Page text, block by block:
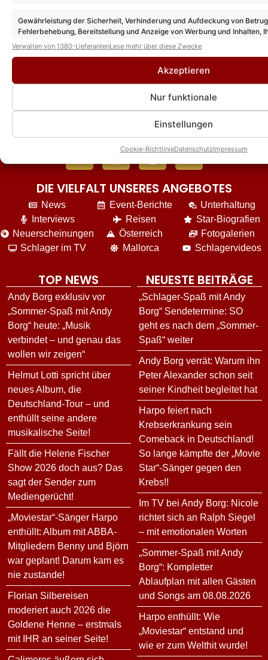
Gewährleistung der Sicherheit, Verhinderung und Aufdeckung von
Fehlerbehebung, Bereitstellung und Anzeige von Werbung und Inhalten,
Entscheidungen zum Datenschutz speichern und übermitteln.
Verwalten von 1380-LieferantenLese mehr über diese Zwecke
Akzeptieren
Nur funktionale
Einstellungen
Cookie-RichtlinieDatenschutzImpressum
Matthias Reim: Viele spannende Infos zu
neuem Album „Flashback“!
DIE VIELFALT UNSERES ANGEBOTES
News
Interviews
Neuerscheinungen
Schlager im TV
Event-Berichte
Reisen
Österreich
Mallorca
Unterhaltung
Star-Biografien
Fotogalerien
Schlagervideos
TOP NEWS
Andy Borg exklusiv vor
„Sommer-Spaß mit Andy
Borg“ heute: „Musik
verbindet – und genau das
wollen wir zeigen“
Helmut Lotti spricht über
neues Album, die
Deutschland-Tour – und
enthüllt seine andere
musikalische Seite!
Fällt die Helene Fischer
Show 2026 doch aus? Das
sagt der Sender zum
Mediengerücht!
„Moviestar“-Sänger Harpo
enthüllt: Album mit ABBA-
Mitgliedern Benny und Björn
war geplant! Darum kam es
nie zustande!
Florian Silbereisen
moderiert auch 2026 die
Goldene Henne – erstmals
mit IHR an seiner Seite!
NEUESTE BEITRÄGE
„Schlager-Spaß mit Andy
Borg“ Sendetermine: SO
geht es nach dem „Sommer-
Spaß“ weiter
Andy Borg verrät: Warum ihn
Peter Alexander schon seit
seiner Kindheit begleitet hat
Harpo feiert nach
Krebserkrankung sein
Comeback in Deutschland!
So lange kämpfte der „Movie
Star“-Sänger gegen den
Krebs!!
Im TV bei Andy Borg: Nicole
richtet sich an Ralph Siegel
– mit emotionalen Worten
„Sommer-Spaß mit Andy
Borg“: Kompletter
Ablaufplan mit allen Gästen
und Songs am 08.08.2026
Harpo enthüllt: Wie
„Moviestar“ entstand und
wie er zum Welthit wurde!